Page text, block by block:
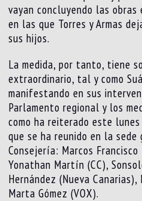
vayan concluyendo las
en las que Torres y Armas
sus hijos.
La medida, por tanto, tiene
extraordinario, tal y como
manifestando en sus
Parlamento regional y los
como ha reiterado este
que se ha reunido en la sede
Consejería: Marcos
Yonathan Martín (CC),
Hernández (Nueva
Marta Gómez (VOX).